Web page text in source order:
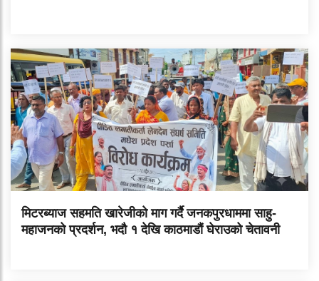
मिटरब्याज सहमति खारेजीको माग गर्दै जनकपुरधाममा साहु-
महाजनको प्रदर्शन, भदौ १ देखि काठमाडौं घेराउको चेतावनी